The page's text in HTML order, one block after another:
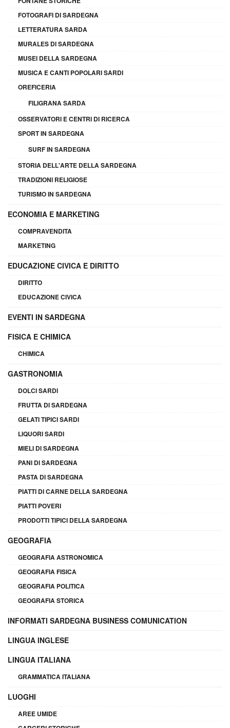
FOTOGRAFI DI SARDEGNA
LETTERATURA SARDA
MURALES DI SARDEGNA
MUSEI DELLA SARDEGNA
MUSICA E CANTI POPOLARI SARDI
OREFICERIA
FILIGRANA SARDA
OSSERVATORI E CENTRI DI RICERCA
SPORT IN SARDEGNA
SURF IN SARDEGNA
STORIA DELL'ARTE DELLA SARDEGNA
TRADIZIONI RELIGIOSE
TURISMO IN SARDEGNA
ECONOMIA E MARKETING
COMPRAVENDITA
MARKETING
EDUCAZIONE CIVICA E DIRITTO
DIRITTO
EDUCAZIONE CIVICA
EVENTI IN SARDEGNA
FISICA E CHIMICA
CHIMICA
GASTRONOMIA
DOLCI SARDI
FRUTTA DI SARDEGNA
GELATI TIPICI SARDI
LIQUORI SARDI
MIELI DI SARDEGNA
PANI DI SARDEGNA
PASTA DI SARDEGNA
PIATTI DI CARNE DELLA SARDEGNA
PIATTI POVERI
PRODOTTI TIPICI DELLA SARDEGNA
GEOGRAFIA
GEOGRAFIA ASTRONOMICA
GEOGRAFIA FISICA
GEOGRAFIA POLITICA
GEOGRAFIA STORICA
INFORMATI SARDEGNA BUSINESS COMUNICATION
LINGUA INGLESE
LINGUA ITALIANA
GRAMMATICA ITALIANA
LUOGHI
AREE UMIDE